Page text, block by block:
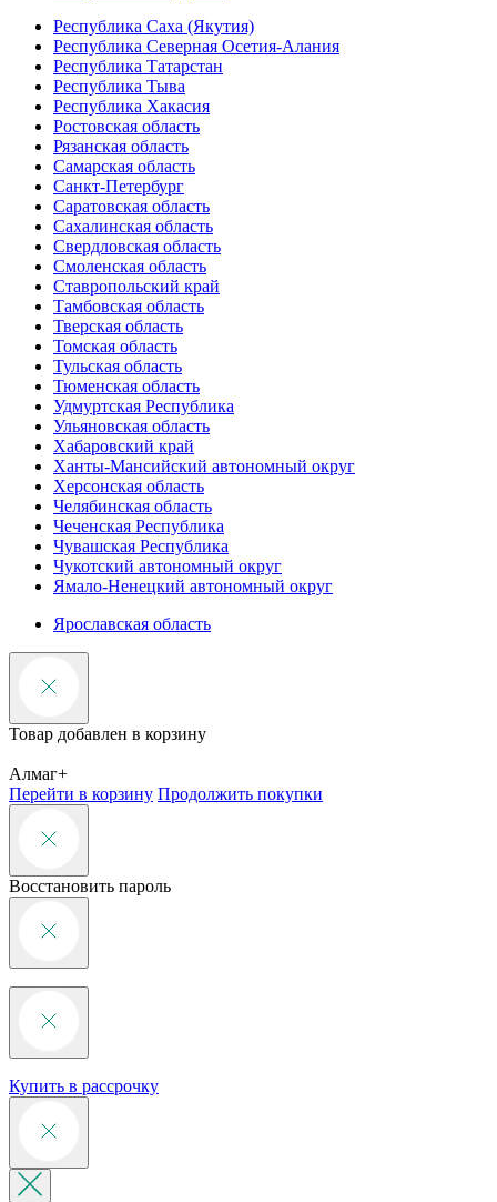
Республика Саха (Якутия)
Республика Северная Осетия-Алания
Республика Татарстан
Республика Тыва
Республика Хакасия
Ростовская область
Рязанская область
Самарская область
Санкт-Петербург
Саратовская область
Сахалинская область
Свердловская область
Смоленская область
Ставропольский край
Тамбовская область
Тверская область
Томская область
Тульская область
Тюменская область
Удмуртская Республика
Ульяновская область
Хабаровский край
Ханты-Мансийский автономный округ
Херсонская область
Челябинская область
Чеченская Республика
Чувашская Республика
Чукотский автономный округ
Ямало-Ненецкий автономный округ
Ярославская область
Товар добавлен в корзину
Алмаг+
Перейти в корзину Продолжить покупки
Восстановить пароль
Купить в рассрочку